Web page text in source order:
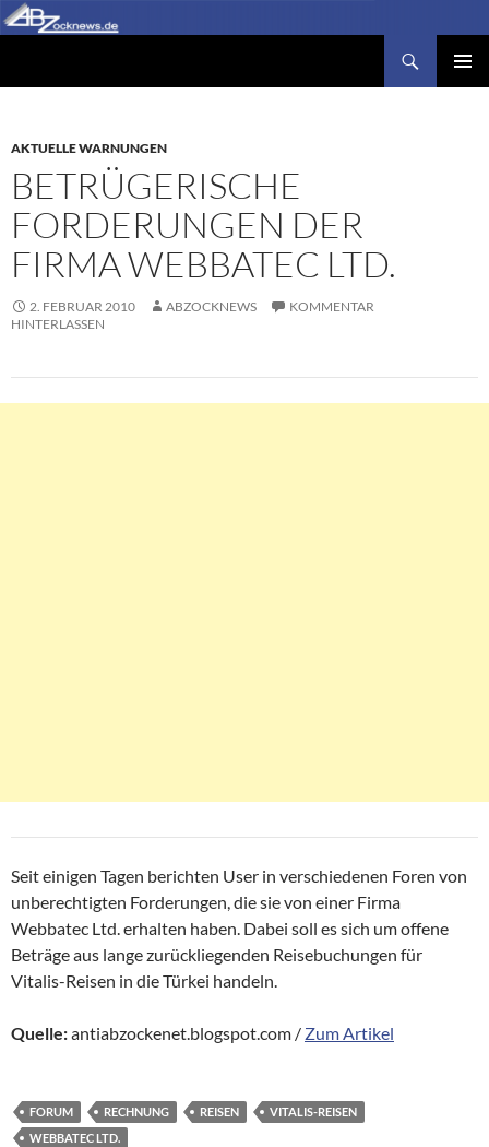
Zum
Inhalt
AKTUELLE WARNUNGEN
BETRÜGERISCHE
FORDERUNGEN DER
FIRMA WEBBATEC LTD.
2. FEBRUAR 2010 ABZOCKNEWS
KOMMENTAR
HINTERLASSEN
Seit einigen Tagen berichten User in verschiedenen Foren von
unberechtigten Forderungen, die sie von einer Firma
Webbatec Ltd. erhalten haben. Dabei soll es sich um offene
Beträge aus lange zurückliegenden Reisebuchungen für
Vitalis-Reisen in die Türkei handeln.
Quelle:antiabzockenet.blogspot.com / Zum Artikel
FORUM RECHNUNG REISEN
VITALIS-REISEN
WEBBATEC LTD.